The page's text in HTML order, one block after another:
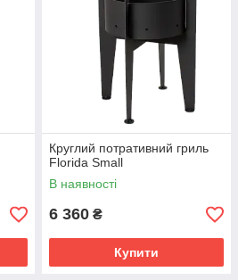
Круглий потративний гриль
Florida Small
В наявності
6 360 ₴
Купити